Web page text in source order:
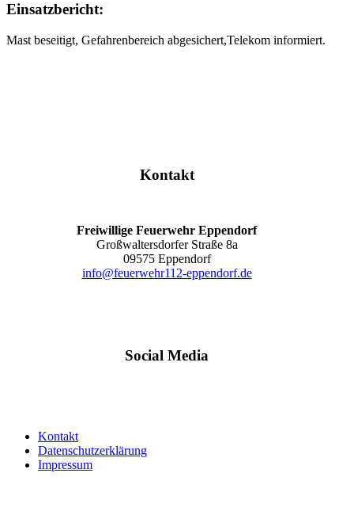
Einsatzbericht:
Mast beseitigt, Gefahrenbereich abgesichert,Telekom informiert.
Kontakt
Freiwillige Feuerwehr Eppendorf
Großwaltersdorfer Straße 8a
09575 Eppendorf
info@feuerwehr112-eppendorf.de
Social Media
Kontakt
Datenschutzerklärung
Impressum